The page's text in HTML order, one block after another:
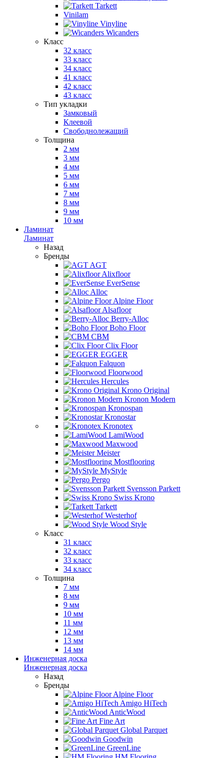
Tarkett
Vinilam
Vinyline
Wicanders
Класс
32 класс
33 класс
34 класс
41 класс
42 класс
43 класс
Тип укладки
Замковый
Клеевой
Свободнолежащий
Толщина
2 мм
3 мм
4 мм
5 мм
6 мм
7 мм
8 мм
9 мм
10 мм
Ламинат
Ламинат
Назад
Бренды
AGT
Alixfloor
EverSense
Alloc
Alpine Floor
Alsafloor
Berry-Alloc
Boho Floor
CBM
Clix Floor
EGGER
Falquon
Floorwood
Hercules
Krono Original
Kronon Modern
Kronospan
Kronostar
Kronotex
LamiWood
Maxwood
Meister
Mostflooring
MyStyle
Pergo
Svensson Parkett
Swiss Krono
Tarkett
Westerhof
Wood Style
Класс
31 класс
32 класс
33 класс
34 класс
Толщина
7 мм
8 мм
9 мм
10 мм
11 мм
12 мм
13 мм
14 мм
Инженерная доска
Инженерная доска
Назад
Бренды
Alpine Floor
Amigo HiTech
AnticWood
Fine Art
Global Parquet
Goodwin
GreenLine